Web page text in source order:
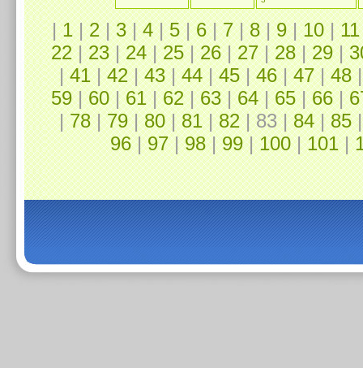
|1|2|3|4|5|6|7|8|9|10|11
22|23|24|25|26|27|28|29|
|41|42|43|44|45|46|47|48
59|60|61|62|63|64|65|66|
|78|79|80|81|82| 83 |84|85
96|97|98|99|100|101|